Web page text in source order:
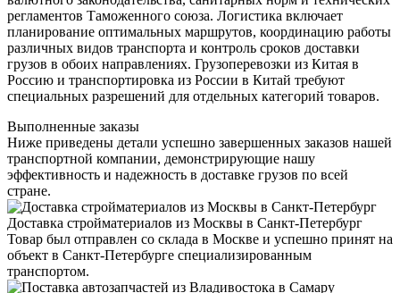
регламентов Таможенного союза. Логистика включает
планирование оптимальных маршрутов, координацию работы
различных видов транспорта и контроль сроков доставки
грузов в обоих направлениях. Грузоперевозки из Китая в
Россию и транспортировка из России в Китай требуют
специальных разрешений для отдельных категорий товаров.
Выполненные заказы
Ниже приведены детали успешно завершенных заказов нашей
транспортной компании, демонстрирующие нашу
эффективность и надежность в доставке грузов по всей
стране.
Доставка стройматериалов из Москвы в Санкт-Петербург
Товар был отправлен со склада в Москве и успешно принят на
объект в Санкт-Петербурге специализированным
транспортом.